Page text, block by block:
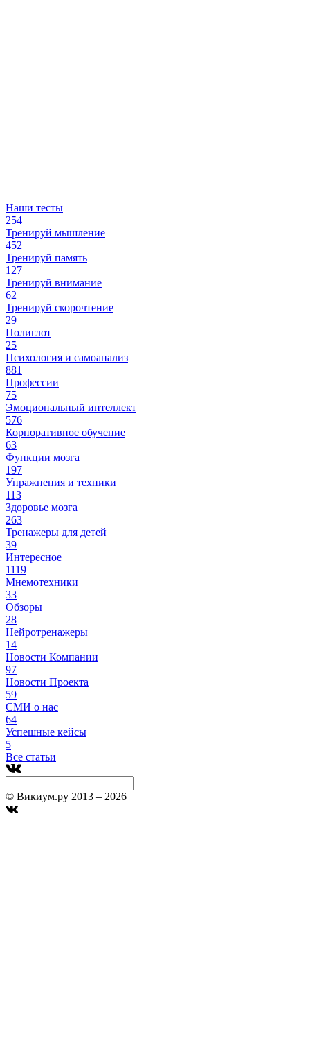
Наши тесты
254
Тренируй мышление
452
Тренируй память
127
Тренируй внимание
62
Тренируй скорочтение
29
Полиглот
25
Психология и самоанализ
881
Профессии
75
Эмоциональный интеллект
576
Корпоративное обучение
63
Функции мозга
197
Упражнения и техники
113
Здоровье мозга
263
Тренажеры для детей
39
Интересное
1119
Мнемотехники
33
Обзоры
28
Нейротренажеры
14
Новости Компании
97
Новости Проекта
59
СМИ о нас
64
Успешные кейсы
5
Все статьи
© Викиум.ру 2013 – 2026